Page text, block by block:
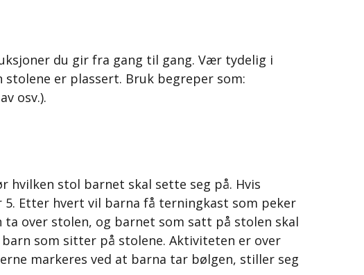
du gir fra gang til gang. Vær tydelig i
er plassert. Bruk begreper som:
osv.).
stol barnet skal sette seg på. Hvis
Etter hvert vil barna få terningkast som peker
over stolen, og barnet som satt på stolen skal
som sitter på stolene. Aktiviteten er over
markeres ved at barna tar bølgen, stiller seg